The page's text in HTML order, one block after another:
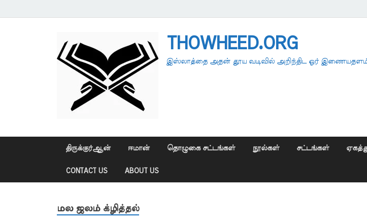
THOWHEED.ORG
இஸ்லாத்தை அதன் தூய வடிவில் அறிந்திட ஓர்
திருக்குர்ஆன் ஈமான் தொழுகை சட்டங்கள் நூல்கள் சட்டங்கள்
CONTACT US ABOUT US
மல ஜலம் க்ழித்தல்